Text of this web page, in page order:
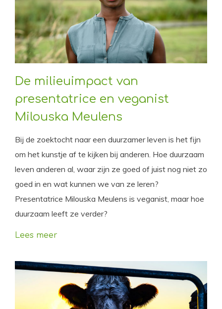
De milieuimpact van
presentatrice en veganist
Milouska Meulens
Bij de zoektocht naar een duurzamer leven is het fijn
om het kunstje af te kijken bij anderen. Hoe duurzaam
leven anderen al, waar zijn ze goed of juist nog niet zo
goed in en wat kunnen we van ze leren?
Presentatrice Milouska Meulens is veganist, maar hoe
duurzaam leeft ze verder?
Lees meer